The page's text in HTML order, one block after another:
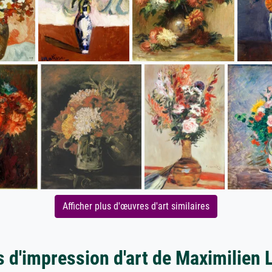
Afficher plus d'œuvres d'art similaires
d'impression d'art de Maximilien